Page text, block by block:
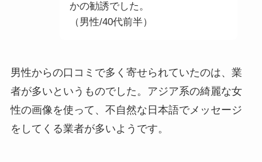
かの勧誘でした。
（男性/40代前半）
男性からの口コミで多く寄せられていたのは、業
者が多いというものでした。アジア系の綺麗な女
性の画像を使って、不自然な日本語でメッセージ
をしてくる業者が多いようです。